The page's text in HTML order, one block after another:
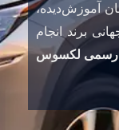
آموزش‌دیده،
برند انجام
رسمی لکسوس